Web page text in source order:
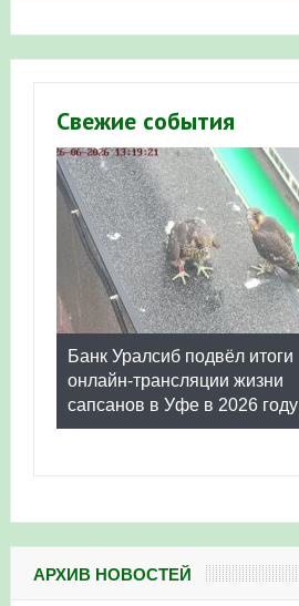
Свежие события
Банк Уралсиб подвёл итоги
онлайн-трансляции жизни
сапсанов в Уфе в 2026 году
АРХИВ НОВОСТЕЙ